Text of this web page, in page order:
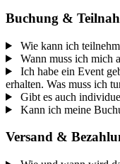
Buchung &
Wie kann ich
Wann muss ich mich
Ich habe ein Event
erhalten. Was muss ich
Gibt es auch
Kann ich meine
Versand &